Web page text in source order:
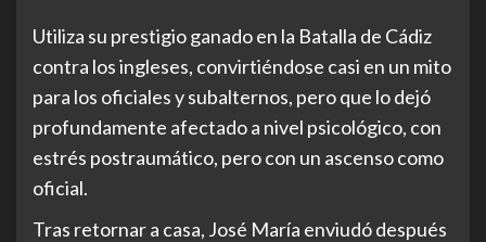
Utiliza su prestigio ganado en la Batalla de Cádiz
contra los ingleses, convirtiéndose casi en un mito
para los oficiales y subalternos, pero que lo dejó
profundamente afectado a nivel psicológico, con
estrés postraumático, pero con un ascenso como
oficial.
Tras retornar a casa, José María enviudó después